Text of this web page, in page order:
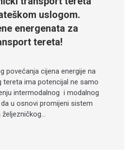
uslogom.
energenata za
tereta!
povećanja cijena energije na
tereta ima potencijal ne samo
intermodalnog i modalnog
u osnovi promijeni sistem